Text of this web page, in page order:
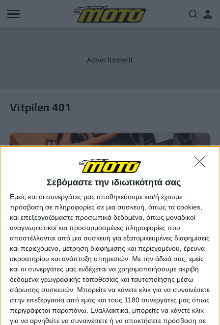
Σεβόμαστε την ιδιωτικότητά σας
Εμείς και οι συνεργάτες μας αποθηκεύουμε και/ή έχουμε
πρόσβαση σε πληροφορίες σε μια συσκευή, όπως τα cookies,
και επεξεργαζόμαστε προσωπικά δεδομένα, όπως μοναδικοί
αναγνωριστικοί και προσαρμοσμένες πληροφορίες που
αποστέλλονται από μια συσκευή για εξατομικευμένες διαφημίσεις
και περιεχόμενο, μέτρηση διαφήμισης και περιεχομένου, έρευνα
ακροατηρίου και ανάπτυξη υπηρεσιών. Με την άδειά σας, εμείς
και οι συνεργάτες μας ενδέχεται να χρησιμοποιήσουμε ακριβή
δεδομένα γεωγραφικής τοποθεσίας και ταυτοποίησης μέσω
σάρωσης συσκευών. Μπορείτε να κάνετε κλικ για να συναινέσετε
στην επεξεργασία από εμάς και τους 1180 συνεργάτες μας όπως
περιγράφεται παραπάνω. Εναλλακτικά, μπορείτε να κάνετε κλικ
για να αρνηθείτε να συναινέσετε ή να αποκτήσετε πρόσβαση σε
Παράκαμψη
προς
Vitpilen 401
Επικαιρότητα 8/12/2025
ΚΤΜ-Husqvarna: Και επίσημα οι ανακλήσεις των
390/401 στην Ελλάδα
Όπως περιμέναμε η ελληνική αντιπροσωπία των ΚΤΜ-
Husqvarna, Πέτρος Πετρόπουλος ΑΕΒΕ, δημοσίευσε δύο
δελτία Τύπου καλώντας σε ανάκληση σειρά μοτοσυκλετών
των δύο εταιρειών που χρησιμοποιούν τον μονοκύλι...